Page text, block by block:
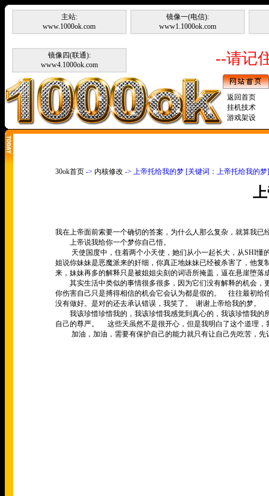
主站:
www.1000ok.com
镜像一(电信):
www1.1000ok.com
镜像四(联通):
www4.1000ok.com
--请记
返回首页
挂机技术
游戏架设
30ok首页 -> 内核修改 -> 上帝托给我的梦 [关键词：上帝托给我的梦]
我在上帝面前索要一个确切的答案，为什么人那么复杂，就算我
上帝说我给你一个梦你自己悟。
天使国度中，住着两个小天使，她们从小一起长大，从SHI懂
姐说你妹妹是恶魔派来的奸细，你真正地妹妹已经被杀害了，他
来，妹妹再多的解释只是被姐姐尖刻的词语所掩盖，逼在悬崖堕落
其实生活中类似的事情很多很多，因为它们没有解释的机会
你伤害自己只是搏得相信的机会它会认为都是假的。
往往最初给
没有做好。是对的还去承认错误，我笑了。
谢谢上帝给我的梦。
我该珍惜珍惜我的，我该珍惜我感觉到真心的，我该珍惜我的
自己的尊严。
这些天虽然不是很开心，但是我明白了这个道理
加油，加油，需要有保护自己的能力就只有让自己先吃苦，